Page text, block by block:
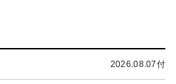
2026.08.07付